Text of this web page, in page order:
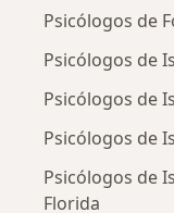
Psicólogos de
Psicólogos de
Psicólogos de
Psicólogos de
Psicólogos de
Florida